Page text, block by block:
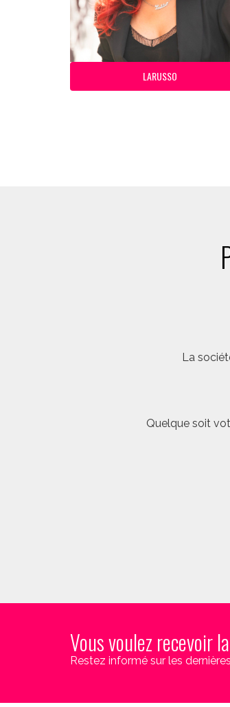
LARUSSO
La
Quelque soit
Vous voulez recevoir
Restez informé sur les